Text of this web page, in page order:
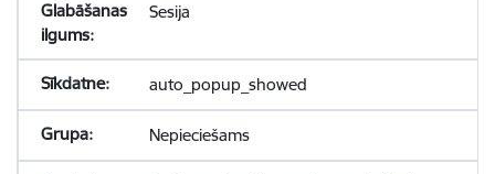
Sesija
auto_popup_showed
Nepieciešams